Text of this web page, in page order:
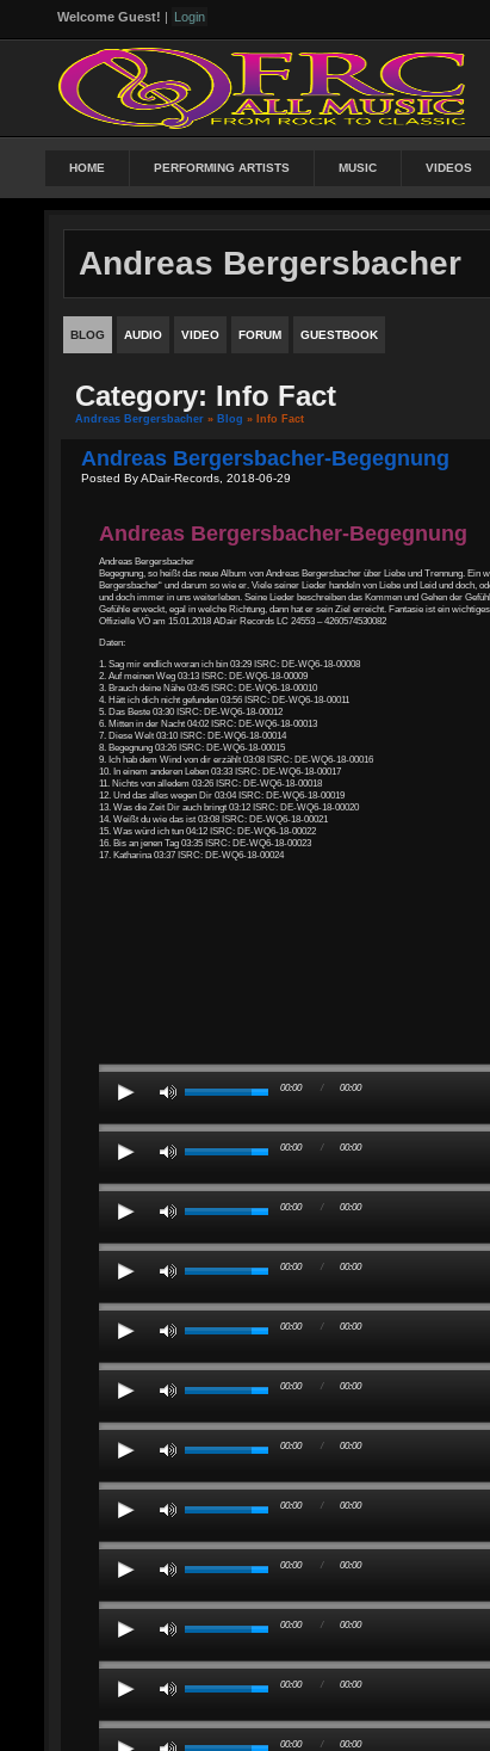
Welcome Guest! | Login
HOME PERFORMING ARTISTS MUSIC VIDEOS
Andreas Bergersbacher
BLOG AUDIO VIDEO FORUM GUESTBOOK
Category: Info Fact
Andreas Bergersbacher » Blog » Info Fact
Andreas Bergersbacher-Begegnung
Posted By ADair-Records, 2018-06-29
Andreas Bergersbacher-Begegnung
Andreas Bergersbacher
Begegnung, so heißt das neue Album von Andreas Bergersbacher über Liebe und Trennung.
Bergersbacher“ und darum so wie er. Viele seiner Lieder handeln von Liebe und Leid und doch,
und doch immer in uns weiterleben. Seine Lieder beschreiben das Kommen und Gehen der
Gefühle erweckt, egal in welche Richtung, dann hat er sein Ziel erreicht. Fantasie ist ein
Offizielle VÖ am 15.01.2018 ADair Records LC 24553 – 4260574530082
Daten:
1. Sag mir endlich woran ich bin 03:29 ISRC: DE-WQ6-18-00008
2. Auf meinen Weg 03:13 ISRC: DE-WQ6-18-00009
3. Brauch deine Nähe 03:45 ISRC: DE-WQ6-18-00010
4. Hätt ich dich nicht gefunden 03:56 ISRC: DE-WQ6-18-00011
5. Das Beste 03:30 ISRC: DE-WQ6-18-00012
6. Mitten in der Nacht 04:02 ISRC: DE-WQ6-18-00013
7. Diese Welt 03:10 ISRC: DE-WQ6-18-00014
8. Begegnung 03:26 ISRC: DE-WQ6-18-00015
9. Ich hab dem Wind von dir erzählt 03:08 ISRC: DE-WQ6-18-00016
10. In einem anderen Leben 03:33 ISRC: DE-WQ6-18-00017
11. Nichts von alledem 03:26 ISRC: DE-WQ6-18-00018
12. Und das alles wegen Dir 03:04 ISRC: DE-WQ6-18-00019
13. Was die Zeit Dir auch bringt 03:12 ISRC: DE-WQ6-18-00020
14. Weißt du wie das ist 03:08 ISRC: DE-WQ6-18-00021
15. Was würd ich tun 04:12 ISRC: DE-WQ6-18-00022
16. Bis an jenen Tag 03:35 ISRC: DE-WQ6-18-00023
17. Katharina 03:37 ISRC: DE-WQ6-18-00024
00:00 / 00:00
00:00 / 00:00
00:00 / 00:00
00:00 / 00:00
00:00 / 00:00
00:00 / 00:00
00:00 / 00:00
00:00 / 00:00
00:00 / 00:00
00:00 / 00:00
00:00 / 00:00
00:00 / 00:00